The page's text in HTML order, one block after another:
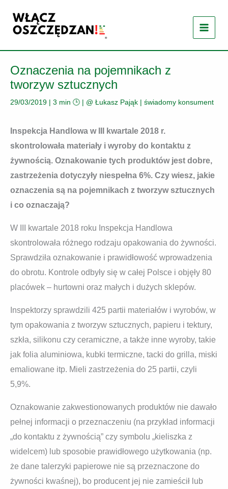
treści
Oznaczenia na pojemnikach z
tworzyw sztucznych
29/03/2019 | 3 min 🕒 | @ Łukasz Pająk | świadomy konsument
Inspekcja Handlowa w III kwartale 2018 r.
skontrolowała materiały i wyroby do kontaktu z
żywnością. Oznakowanie tych produktów jest dobre,
zastrzeżenia dotyczyły niespełna 6%. Czy wiesz, jakie
oznaczenia są na pojemnikach z tworzyw sztucznych
i co oznaczają?
W III kwartale 2018 roku Inspekcja Handlowa
skontrolowała różnego rodzaju opakowania do żywności.
Sprawdziła oznakowanie i prawidłowość wprowadzenia
do obrotu. Kontrole odbyły się w całej Polsce i objęły 80
placówek – hurtowni oraz małych i dużych sklepów.
Inspektorzy sprawdzili 425 partii materiałów i wyrobów, w
tym opakowania z tworzyw sztucznych, papieru i tektury,
szkła, silikonu czy ceramiczne, a także inne wyroby, takie
jak folia aluminiowa, kubki termiczne, tacki do grilla, miski
emaliowane itp. Mieli zastrzeżenia do 25 partii, czyli
5,9%.
Oznakowanie zakwestionowanych produktów nie dawało
pełnej informacji o przeznaczeniu (na przykład informacji
„do kontaktu z żywnością” czy symbolu „kieliszka z
widelcem) lub sposobie prawidłowego użytkowania (np.
że dane talerzyki papierowe nie są przeznaczone do
żywności kwaśnej), bo producent jej nie zamieścił lub